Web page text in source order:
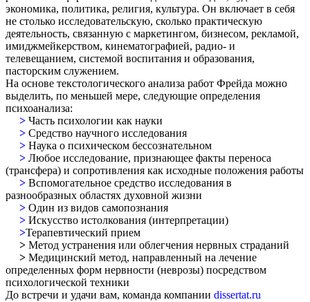
экономика, политика, религия, культура. Он включает в себя
не столько исследовательскую, сколько практическую
деятельность, связанную с маркетингом, бизнесом, рекламой,
имиджмейкерством, кинематографией, радио- и
телевещанием, системой воспитания и образования,
пасторским служением.
На основе текстологического анализа работ Фрейда можно
выделить, по меньшей мере, следующие определения
психоанализа:
> Часть психологии как науки
> Средство научного исследования
> Наука о психическом бессознательном
> Любое исследование, признающее факты переноса
(трансфера) и сопротивления как исходные положения работы
> Вспомогательное средство исследования в
разнообразных областях духовной жизни
> Один из видов самопознания
> Искусство истолкования (интерпретации)
>Терапевтический прием
> Метод устранения или облегчения нервных страданий
> Медицинский метод, направленный на лечение
определенных форм нервности (неврозы) посредством
психологической техники
До встречи и удачи вам, команда компании dissertat.ru